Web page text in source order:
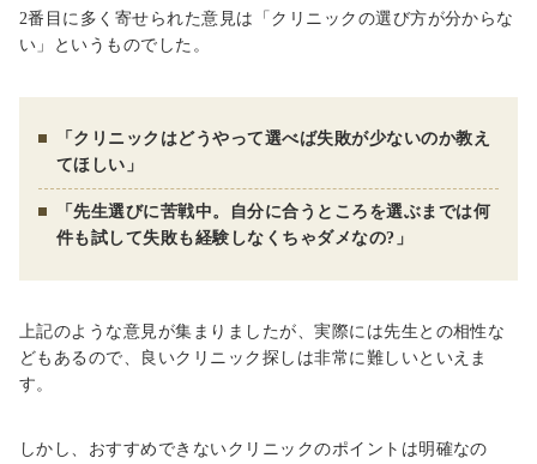
2番目に多く寄せられた意見は「クリニックの選び方が分からな
い」というものでした。
「クリニックはどうやって選べば失敗が少ないのか教え
てほしい」
「先生選びに苦戦中。自分に合うところを選ぶまでは何
件も試して失敗も経験しなくちゃダメなの?」
上記のような意見が集まりましたが、実際には先生との相性な
どもあるので、良いクリニック探しは非常に難しいといえま
す。
しかし、おすすめできないクリニックのポイントは明確なの